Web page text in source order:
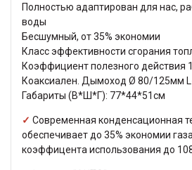
Полностью адаптирован для нас,
воды
Бесшумный, от 35% экономии
Класс эффективности сгорания
Коэффициент полезного действия
Коаксиален. Дымоход Ø 80/125мм
Габариты (В*Ш*Г): 77*44*51см
✓ Современная конденсационная
обеспечивает до 35% экономии
коэффицента использования до